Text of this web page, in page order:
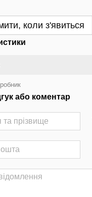
коли з'явиться
або коментар